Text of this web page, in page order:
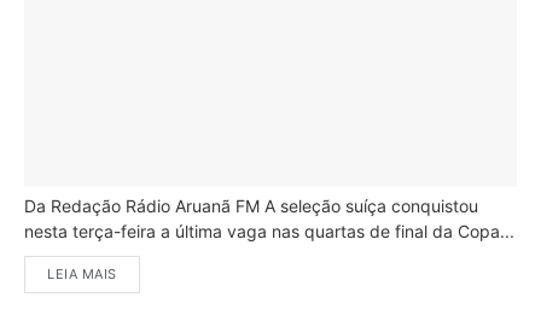
Da Redação Rádio Aruanã FM A seleção suíça conquistou
nesta terça-feira a última vaga nas quartas de final da Copa...
LEIA MAIS